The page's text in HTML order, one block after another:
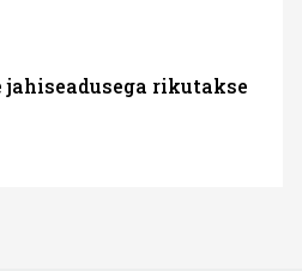
jahiseadusega rikutakse